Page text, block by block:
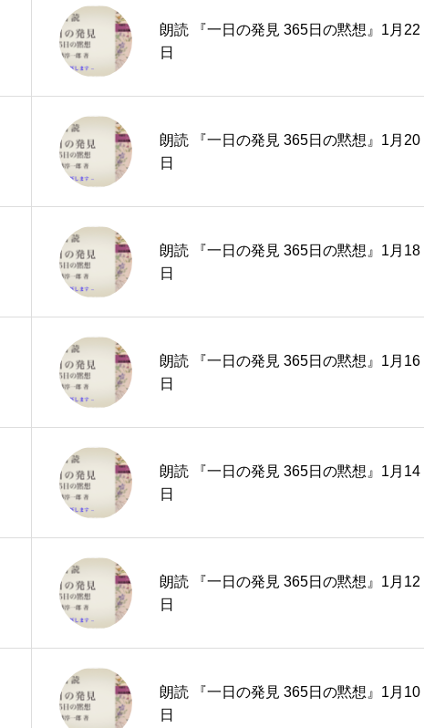
朗読 『一日の発見 365日の黙想』1月22
日
朗読 『一日の発見 365日の黙想』1月20
日
朗読 『一日の発見 365日の黙想』1月18
日
朗読 『一日の発見 365日の黙想』1月16
日
朗読 『一日の発見 365日の黙想』1月14
日
朗読 『一日の発見 365日の黙想』1月12
日
朗読 『一日の発見 365日の黙想』1月10
日